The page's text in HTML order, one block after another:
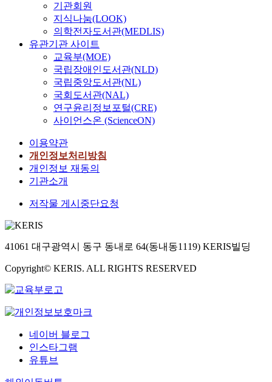
기관회원
지식나눔(LOOK)
의학전자도서관(MEDLIS)
유관기관 사이트
교육부(MOE)
국립장애인도서관(NLD)
국립중앙도서관(NL)
국회도서관(NAL)
연구윤리정보포털(CRE)
사이언스온 (ScienceON)
이용약관
개인정보처리방침
개인정보 재동의
기관소개
저작물 게시중단요청
41061 대구광역시 동구 동내로 64(동내동1119) KERIS빌딩
Copyright© KERIS. ALL RIGHTS RESERVED
네이버 블로그
인스타그램
유튜브